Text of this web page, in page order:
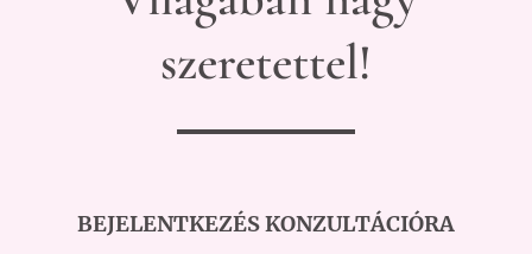
szeretettel!
BEJELENTKEZÉS KONZULTÁCIÓRA